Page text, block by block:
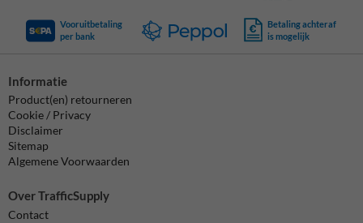
Vooruitbetaling
per bank
Betaling achteraf
is mogelijk
Informatie
Product(en) retourneren
Cookie / Privacy
Disclaimer
Sitemap
Algemene Voorwaarden
Over TrafficSupply
Contact